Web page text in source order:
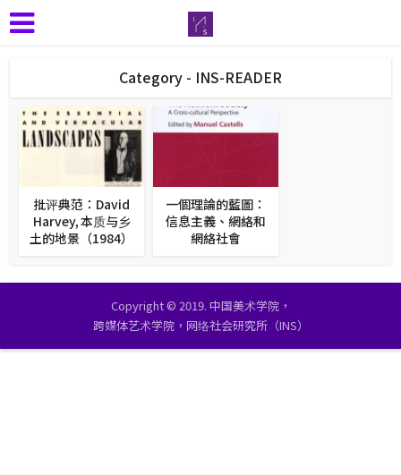
Category - INS-READER
批评典范：David
Harvey, 本质与乡
土的地景（1984）
一個理論的藍圖：
信息主義、網絡和
網絡社會
Copyright © 2019. 中国美术学院，
跨媒体艺术学院，网络社会研究所（INS）